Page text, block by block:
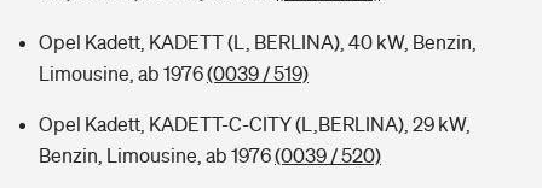
Opel Kadett, KADETT (L, BERLINA), 40 kW, Benzin,
Limousine, ab 1976(0039 / 519)
Opel Kadett, KADETT-C-CITY (L,BERLINA), 29 kW,
Benzin, Limousine, ab 1976(0039 / 520)